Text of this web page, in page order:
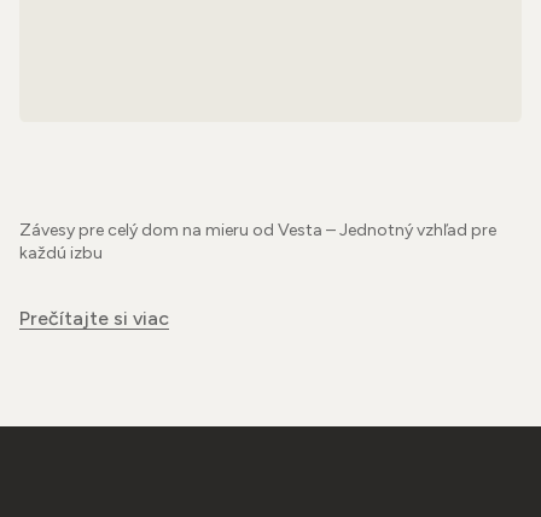
Závesy pre celý dom na mieru od Vesta – Jednotný vzhľad pre
každú izbu
Prečítajte si viac